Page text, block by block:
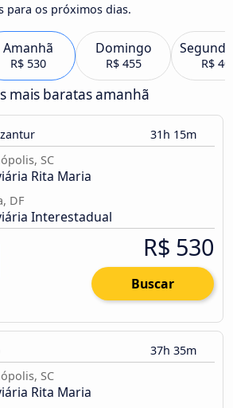
para os próximos dias.
Amanhã
R$ 530
Domingo
R$ 455 R$
mais baratas amanhã
31h 15m
SC
Rita Maria
DF
Interestadual
R$ 530
Buscar
37h 35m
SC
Rita Maria